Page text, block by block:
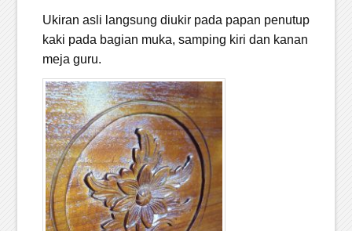
Ukiran asli langsung diukir pada papan penutup
kaki pada bagian muka, samping kiri dan kanan
meja guru.